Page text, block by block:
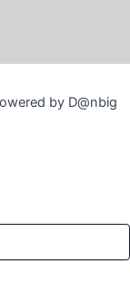
by D@nbig